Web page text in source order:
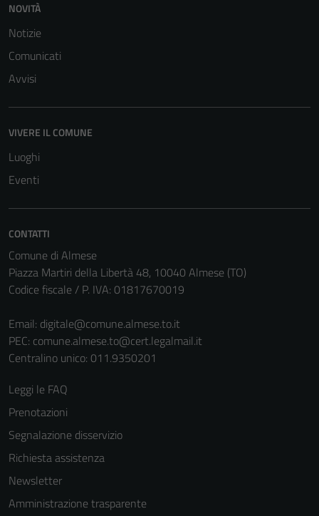
NOVITÀ
Notizie
Comunicati
Avvisi
VIVERE IL COMUNE
Luoghi
Eventi
CONTATTI
Comune di Almese
Piazza Martiri della Libertà 48, 10040 Almese (TO)
Codice fiscale / P. IVA: 01817670019
Email: digitale@comune.almese.to.it
PEC: comune.almese.to@cert.legalmail.it
Centralino unico: 011.9350201
Leggi le FAQ
Prenotazioni
Segnalazione disservizio
Richiesta assistenza
Newsletter
Amministrazione trasparente
essere